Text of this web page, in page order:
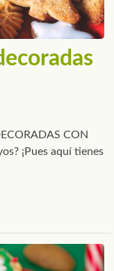
CON
¡Pues aquí tienes